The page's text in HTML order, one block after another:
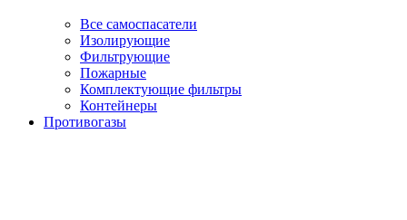
Все самоспасатели
Изолирующие
Фильтрующие
Пожарные
Комплектующие фильтры
Контейнеры
Противогазы